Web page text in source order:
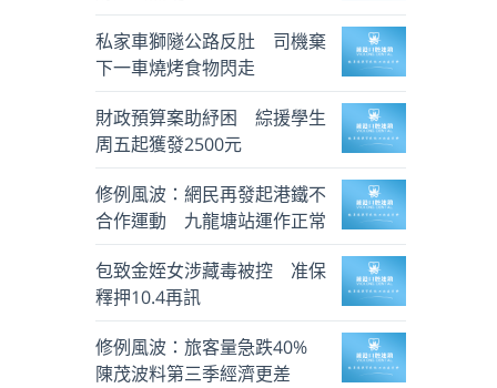
私家車獅隧公路反肚 司機棄
下一車燒烤食物閃走
財政預算案助紓困 綜援學生
周五起獲發2500元
修例風波：網民再發起港鐵不
合作運動 九龍塘站運作正常
包致金姪女涉藏毒被控 准保
釋押10.4再訊
修例風波：旅客量急跌40%
陳茂波料第三季經濟更差